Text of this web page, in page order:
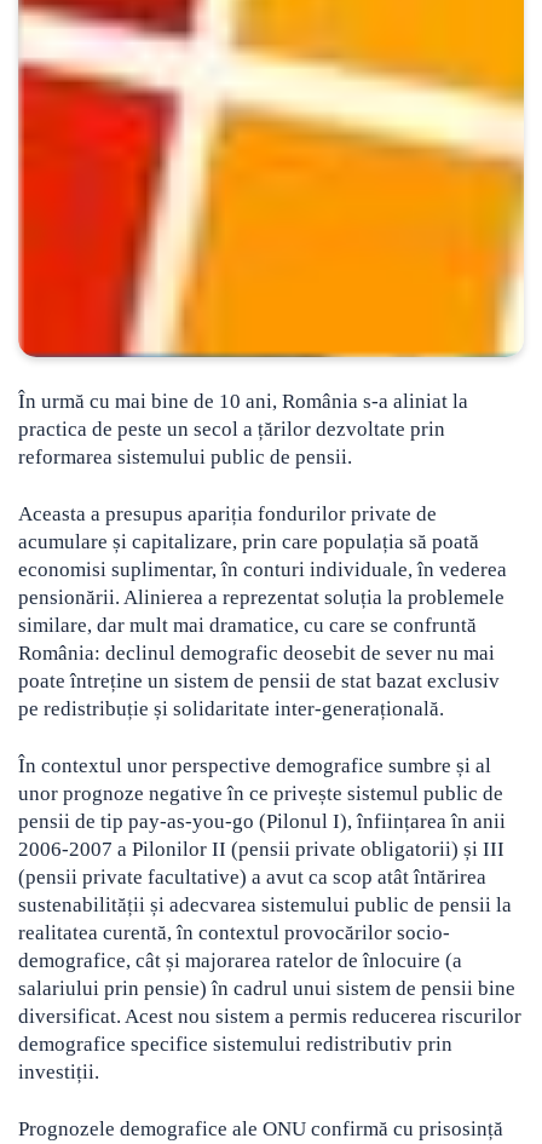
În urmă cu mai bine de 10 ani, România s-a aliniat la
practica de peste un secol a țărilor dezvoltate prin
reformarea sistemului public de pensii.
Aceasta a presupus apariția fondurilor private de
acumulare și capitalizare, prin care populația să poată
economisi suplimentar, în conturi individuale, în vederea
pensionării. Alinierea a reprezentat soluția la problemele
similare, dar mult mai dramatice, cu care se confruntă
România: declinul demografic deosebit de sever nu mai
poate întreține un sistem de pensii de stat bazat exclusiv
pe redistribuție și solidaritate inter-generațională.
În contextul unor perspective demografice sumbre și al
unor prognoze negative în ce privește sistemul public de
pensii de tip pay-as-you-go (Pilonul I), înființarea în anii
2006-2007 a Pilonilor II (pensii private obligatorii) și III
(pensii private facultative) a avut ca scop atât întărirea
sustenabilității și adecvarea sistemului public de pensii la
realitatea curentă, în contextul provocărilor socio-
demografice, cât și majorarea ratelor de înlocuire (a
salariului prin pensie) în cadrul unui sistem de pensii bine
diversificat. Acest nou sistem a permis reducerea riscurilor
demografice specifice sistemului redistributiv prin
investiții.
Prognozele demografice ale ONU confirmă cu prisosință